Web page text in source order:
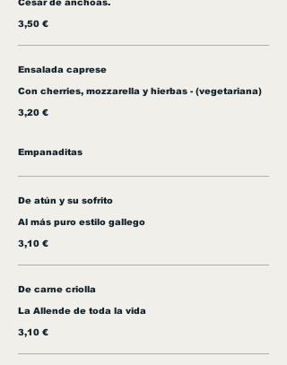
César de anchoas.
3,50 €
Ensalada caprese
Con cherries, mozzarella y hierbas - (vegetariana)
3,20 €
Empanaditas
De atún y su sofrito
Al más puro estilo gallego
3,10 €
De carne criolla
La Allende de toda la vida
3,10 €